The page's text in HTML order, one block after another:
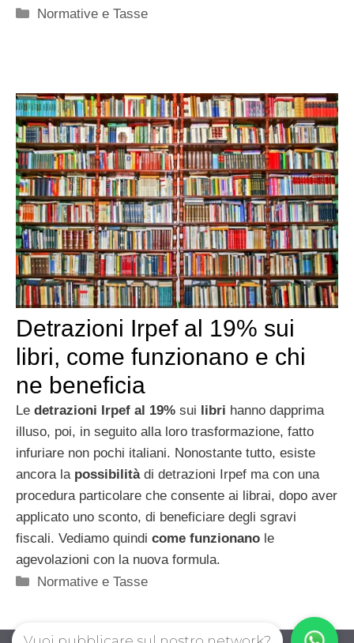
Categorie
Normative e Tasse
Detrazioni Irpef al 19% sui
libri, come funzionano e chi
ne beneficia
Le detrazioni Irpef al 19% sui libri hanno dapprima
illuso, poi, in seguito alla loro trasformazione, fatto
infuriare non pochi italiani. Nonostante tutto, esiste
ancora la possibilitàdi detrazioni Irpef ma con una
procedura particolare che consente ai librai, dopo aver
applicato uno sconto, di beneficiare degli sgravi
fiscali. Vediamo quindi come funzionano le
agevolazioni con la nuova formula.
Categorie
Normative e Tasse